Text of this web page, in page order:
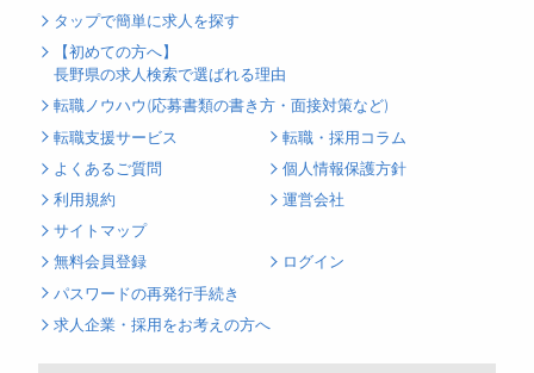
タップで簡単に求人を探す
【初めての方へ】
長野県の求人検索で選ばれる理由
転職ノウハウ(応募書類の書き方・面接対策など)
転職支援サービス
転職・採用コラム
よくあるご質問
個人情報保護方針
利用規約
運営会社
サイトマップ
無料会員登録
ログイン
パスワードの再発行手続き
求人企業・採用をお考えの方へ